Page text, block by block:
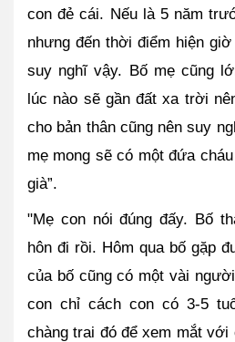
con đẻ cái. Nếu là 5 năm
nhưng đến thời điểm hiện
suy nghĩ vậy. Bố mẹ cũng
lúc nào sẽ gần đất xa trời
cho bản thân cũng nên suy
mẹ mong sẽ có một đứa
già”.
"Mẹ con nói đúng đấy. Bố
hôn đi rồi. Hôm qua bố gặp
của bố cũng có một vài
con chỉ cách con có 3-5
chàng trai đó để xem mắt với